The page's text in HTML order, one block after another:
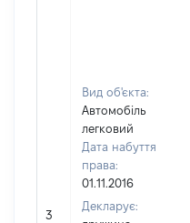
3
Вид об'єкта:
Автомобіль
легковий
Дата набуття
права:
01.11.2016
Декларує: